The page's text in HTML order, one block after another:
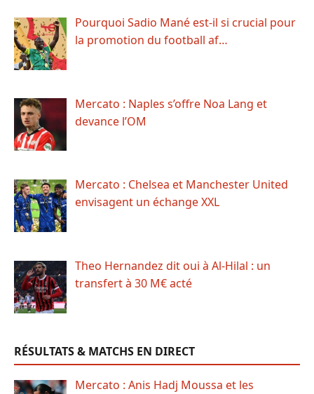
Pourquoi Sadio Mané est-il si crucial pour
la promotion du football af…
Mercato : Naples s’offre Noa Lang et
devance l’OM
Mercato : Chelsea et Manchester United
envisagent un échange XXL
Theo Hernandez dit oui à Al-Hilal : un
transfert à 30 M€ acté
RÉSULTATS & MATCHS EN DIRECT
Mercato : Anis Hadj Moussa et les